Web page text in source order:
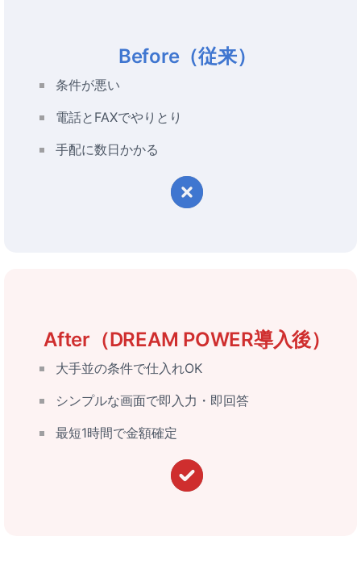
Before（従来）
条件が悪い
電話とFAXでやりとり
手配に数日かかる
After（DREAM POWER導入後）
大手並の条件で仕入れOK
シンプルな画面で即入力・即回答
最短1時間で金額確定